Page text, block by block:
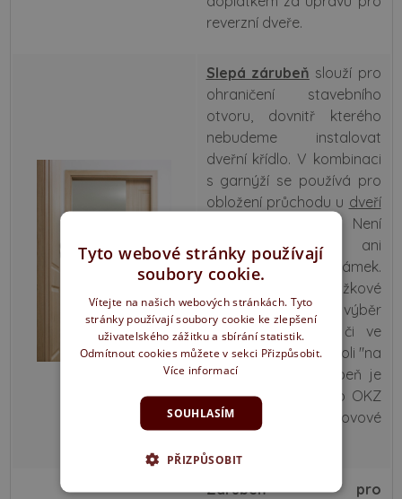
reverzní dveře.
Slepá zárubeň slouží pro
ohraničení stavebního
otvoru, dovnitř kterého
nebudeme instalovat
dveřní křídlo. V kombinaci
s garnýží se používá pro
obložení průchodu u dveří
. Není
opatřena panty ani
protiplechem pro zámek.
Stejně jako u obložkové
zárubně je možný výběr
spoje "na pokos" či ve
variantěvertikalneboli "na
tupo." Slepou zárubeň je
možné vyrobit i jako OKZ
(obklad původní kovové
Zárubeň pro
Tyto webové stránky používají
soubory cookie.
Vítejte na našich webových stránkách. Tyto
stránky používají soubory cookie ke zlepšení
uživatelského zážitku a sbírání statistik.
Odmítnout cookies můžete v sekci Přizpůsobit.
Více informací
SOUHLASÍM
PŘIZPŮSOBIT